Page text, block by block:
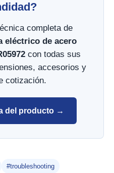
completa de
eléctrico de acero
con todas sus
accesorios y
cotización.
del producto →
#troubleshooting